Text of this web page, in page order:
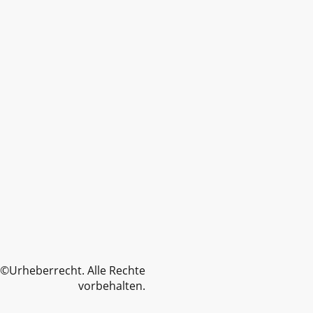
©Urheberrecht. Alle Rechte
vorbehalten.